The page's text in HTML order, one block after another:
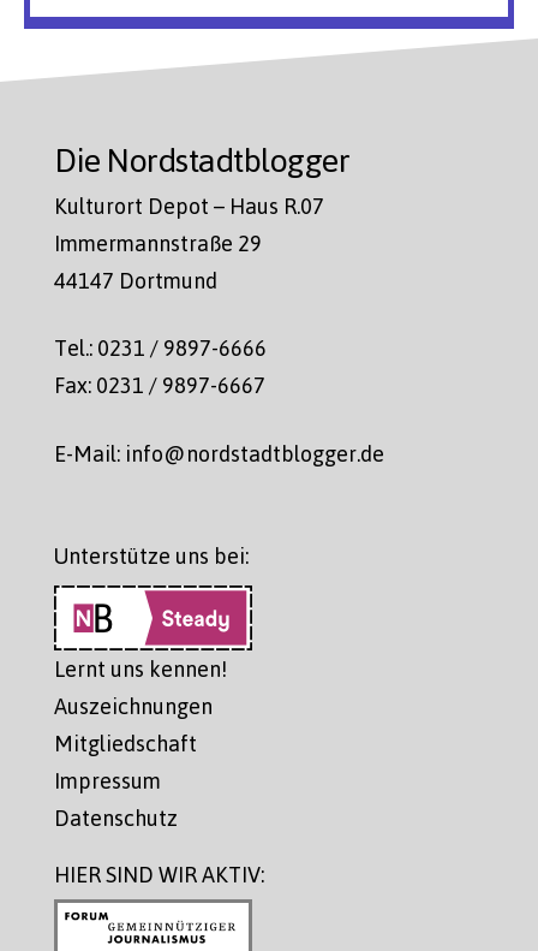
Die Nordstadtblogger
Kulturort Depot – Haus R.07
Immermannstraße 29
44147 Dortmund
Tel.: 0231 / 9897-6666
Fax: 0231 / 9897-6667
E-Mail: info@nordstadtblogger.de
Unterstütze uns bei:
Lernt uns kennen!
Auszeichnungen
Mitgliedschaft
Impressum
Datenschutz
HIER SIND WIR AKTIV: